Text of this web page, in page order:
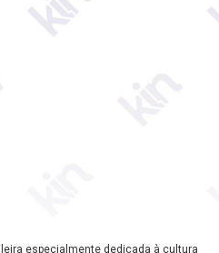
especialmente dedicada à cultura